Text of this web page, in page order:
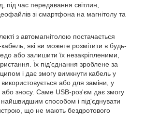
під час передавання світлин,
зі смартфона на магнітолу та
з автомагнітолою постачається
які ви можете розмітити в будь-
або залишити їх незакріпленими,
Їх під'єднання зроблене за
і дає змогу вимкнути кабель у
або для заміни, у
або зносу. Саме USB-роз'єм дає змогу
найшвидшим способом і під'єднувати
що не мають бездротового